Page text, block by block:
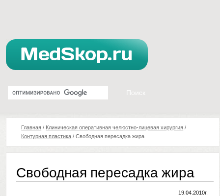
Главная / Клиническая оперативная челюстно-лицевая хирургия /
Контурная пластика /Свободная пересадка жира
Свободная пересадка жира
19.04.2010г.